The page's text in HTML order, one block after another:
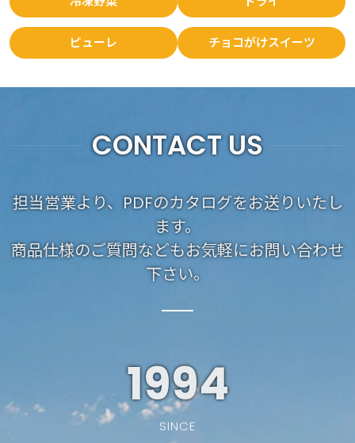
ピューレ チョコがけスイーツ
CONTACT US
担当営業より、PDFのカタログをお送りいたし
ます。
商品仕様のご質問などもお気軽にお問い合わせ
下さい。
1994
SINCE